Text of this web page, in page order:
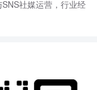
社媒运营，行业经